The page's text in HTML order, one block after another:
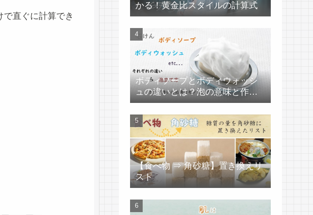
直ぐに計算でき
かる！黄金比スタイルの計算式
ボディソープとボディウォッシ
ュの違いとは？泡の意味と作り
方
【食べ物 ⇒ 角砂糖】置き換えリ
スト